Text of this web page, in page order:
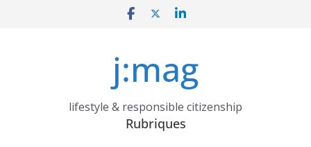
j:mag
lifestyle & responsible citizenship
Rubriques